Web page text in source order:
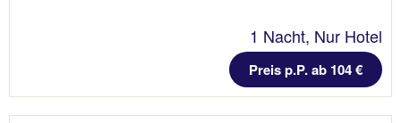
1 Nacht, Nur Hotel
Preis p.P. ab 104 €